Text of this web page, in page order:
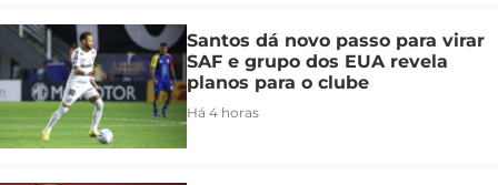
Santos dá novo passo para virar
SAF e grupo dos EUA revela
planos para o clube
Há 4 horas